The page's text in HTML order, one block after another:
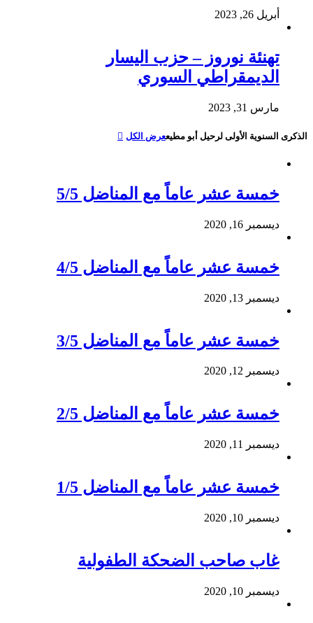
أبريل 26, 2023
تهنئة نوروز – حزب اليسار
الديمقراطي السوري
مارس 31, 2023
الذكرى السنوية الأولى لرحيل أبو مطيععرض الكل
خمسة عشر عاماً مع المناضل 5/5
ديسمبر 16, 2020
خمسة عشر عاماً مع المناضل 4/5
ديسمبر 13, 2020
خمسة عشر عاماً مع المناضل 3/5
ديسمبر 12, 2020
خمسة عشر عاماً مع المناضل 2/5
ديسمبر 11, 2020
خمسة عشر عاماً مع المناضل 1/5
ديسمبر 10, 2020
غاب صاحب الضحكة الطفولية
ديسمبر 10, 2020